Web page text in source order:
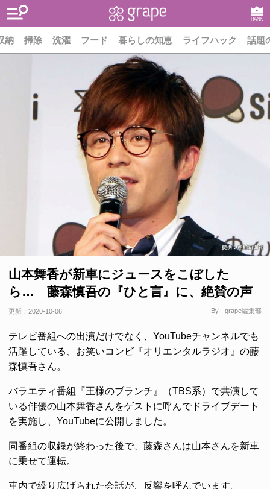
RANK
納 掃除 洗濯 フード 暮らしの知恵 ライフハック 話題
山本舞香が新車にジュースをこぼした
ら… 藤森慎吾の『ひと言』に、絶賛の声
更新： 2020-10-06 By - grape編集部
テレビ番組への出演だけでなく、YouTubeチャンネルでも
活躍している、お笑いコンビ『オリエンタルラジオ』の藤
森慎吾さん。
バラエティ番組『王様のブランチ』（TBS系）で共演して
いる俳優の山本舞香さんをゲストに呼んでドライブデート
を実施し、YouTubeに公開しました。
同番組の収録が終わった後で、藤森さんは山本さんを新車
に乗せて運転。
車内で繰り広げられた会話が、反響を呼んでいます。